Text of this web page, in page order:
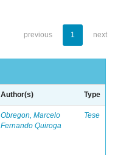
previous 1 next
Author(s) Type
Obregon, Marcelo
Fernando Quiroga
Tese